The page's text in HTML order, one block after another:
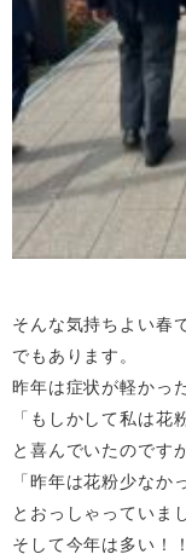
そんな気持ちよい春
でもあります。
昨年は症状が軽かっ
「もしかして私は花
と喜んでいたのです
「昨年は花粉少なか
とおっしゃっていま
そして今年は多い！